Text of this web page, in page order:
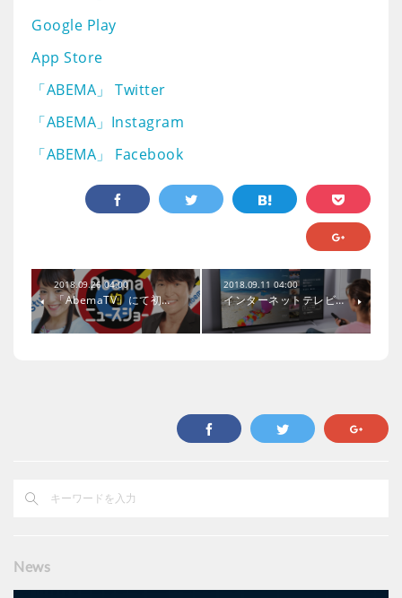
Google Play
App Store
「ABEMA」 Twitter
「ABEMA」Instagram
「ABEMA」 Facebook
2018.09.26 04:00
「AbemaTV」にて初…
2018.09.11 04:00
インターネットテレビ…
News